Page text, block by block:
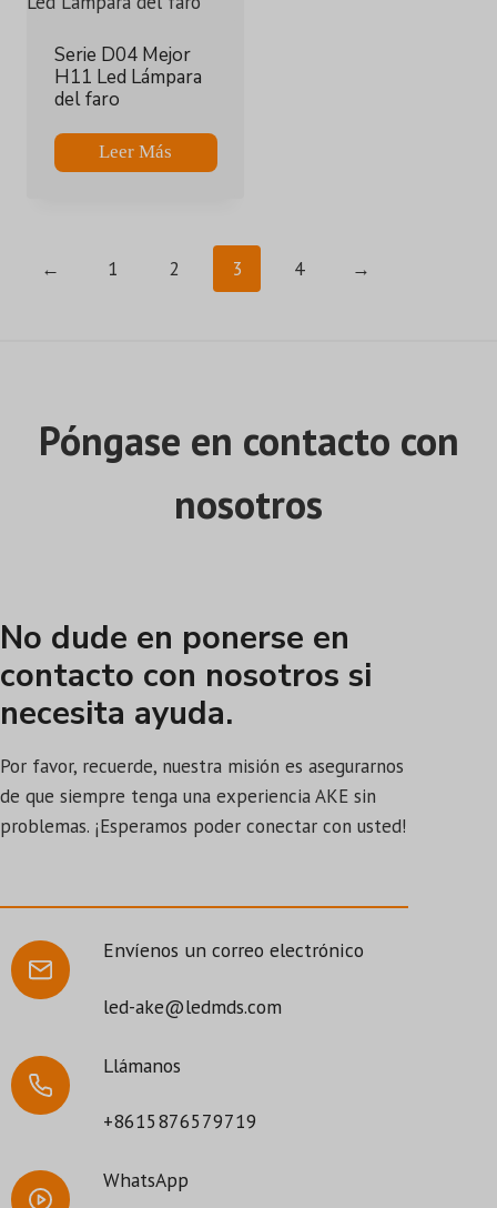
Serie D04 Mejor
H11 Led Lámpara
del faro
Leer Más
← 1 2 3 4 →
Póngase en contacto con
nosotros
No dude en ponerse en
contacto con nosotros si
necesita ayuda.
Por favor, recuerde, nuestra misión es asegurarnos
de que siempre tenga una experiencia AKE sin
problemas. ¡Esperamos poder conectar con usted!
Envíenos un correo electrónico
led-ake@ledmds.com
Llámanos
+8615876579719
WhatsApp